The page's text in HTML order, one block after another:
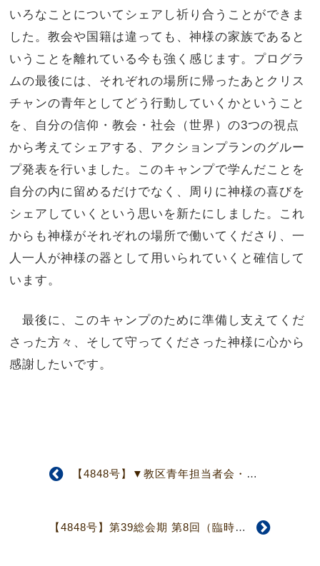
いろなことについてシェアし祈り合うことができま
した。教会や国籍は違っても、神様の家族であると
いうことを離れている今も強く感じます。プログラ
ムの最後には、それぞれの場所に帰ったあとクリス
チャンの青年としてどう行動していくかということ
を、自分の信仰・教会・社会（世界）の3つの視点
から考えてシェアする、アクションプランのグルー
プ発表を行いました。このキャンプで学んだことを
自分の内に留めるだけでなく、周りに神様の喜びを
シェアしていくという思いを新たにしました。これ
からも神様がそれぞれの場所で働いてくださり、一
人一人が神様の器として用いられていくと確信して
います。
最後に、このキャンプのために準備し支えてくだ
さった方々、そして守ってくださった神様に心から
感謝したいです。
【4848号】▼教区青年担当者会・教育委員会▲青年伝道に本気で取り組むか、問いかけ
【4848号】第39総会期 第8回（臨時）常議員会 熊本・大分地震支援募金、1億8千万円を決定